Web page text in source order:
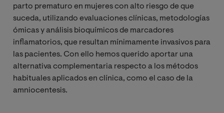
parto prematuro en mujeres con alto riesgo de que
suceda, utilizando evaluaciones clínicas, metodologías
ómicas y análisis bioquímicos de marcadores
inflamatorios, que resultan mínimamente invasivos para
las pacientes. Con ello hemos querido aportar una
alternativa complementaria respecto a los métodos
habituales aplicados en clínica, como el caso de la
amniocentesis.